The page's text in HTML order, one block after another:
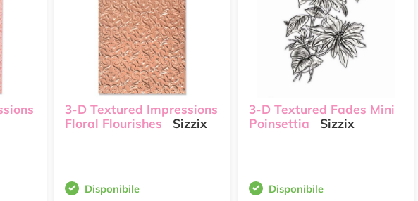
3-D Textured Impressions
Floral Flourishes
Sizzix
Disponibile
3-D Textured Fades Mini
Poinsettia
Sizzix
Disponibile